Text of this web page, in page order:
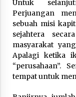
Untuk
Perjuangan
sebuah misi
sejahtera
masyarakat
Apalagi ketika
“perusahaan”.
tempat untuk